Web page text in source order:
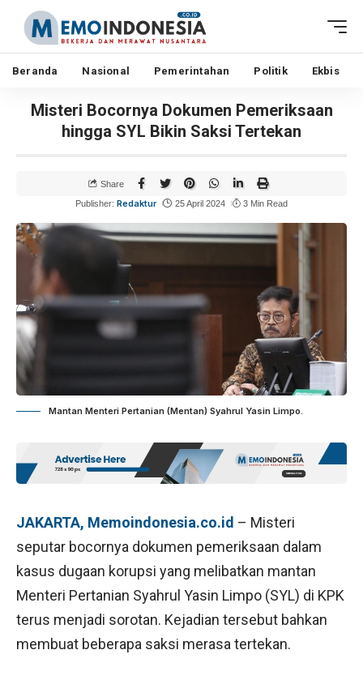
Beranda Nasional Pemerintahan Politik Ekbis
Misteri Bocornya Dokumen Pemeriksaan
hingga SYL Bikin Saksi Tertekan
Publisher: Redaktur 25 April 2024 3 Min Read
Share
Mantan Menteri Pertanian (Mentan) Syahrul Yasin Limpo.
JAKARTA, Memoindonesia.co.id – Misteri
seputar bocornya dokumen pemeriksaan dalam
kasus dugaan korupsi yang melibatkan mantan
Menteri Pertanian Syahrul Yasin Limpo (SYL) di KPK
terus menjadi sorotan. Kejadian tersebut bahkan
membuat beberapa saksi merasa tertekan.